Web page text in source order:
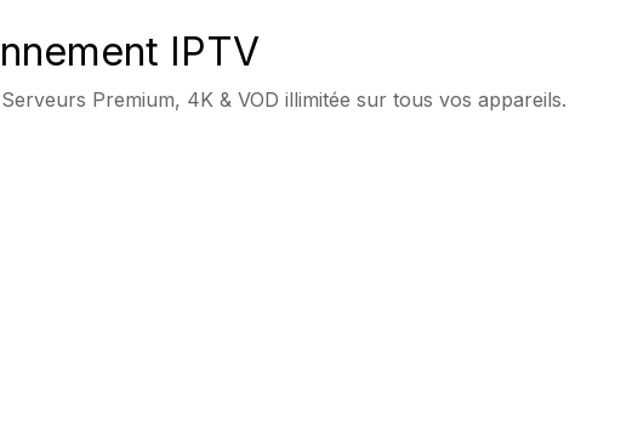
IPTV
Premium, 4K & VOD illimitée sur tous vos appareils.